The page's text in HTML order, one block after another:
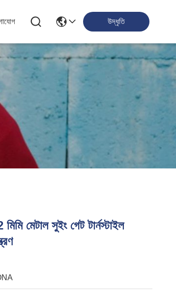
উদ্ধৃতি
​​মিমি মেটাল সুইং গেট টার্নস্টাইল